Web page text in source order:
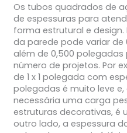
Os tubos quadrados de
de espessuras para
forma estrutural e
da parede pode variar
além de 0,500
número de projetos. Por
de 1 x 1 polegada com
polegadas é muito leve
necessária uma carga
estruturas decorativas, é
outro lado, a espessura